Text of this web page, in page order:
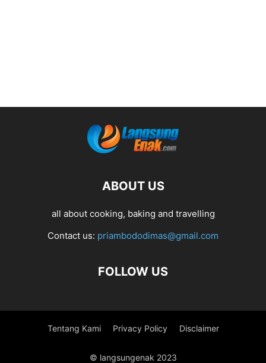
ABOUT US
all about cooking, baking and travelling
Contact us: priambododimas@gmail.com
FOLLOW US
Tentang Kami Privacy Policy Disclaimer
© langsungenak 2023